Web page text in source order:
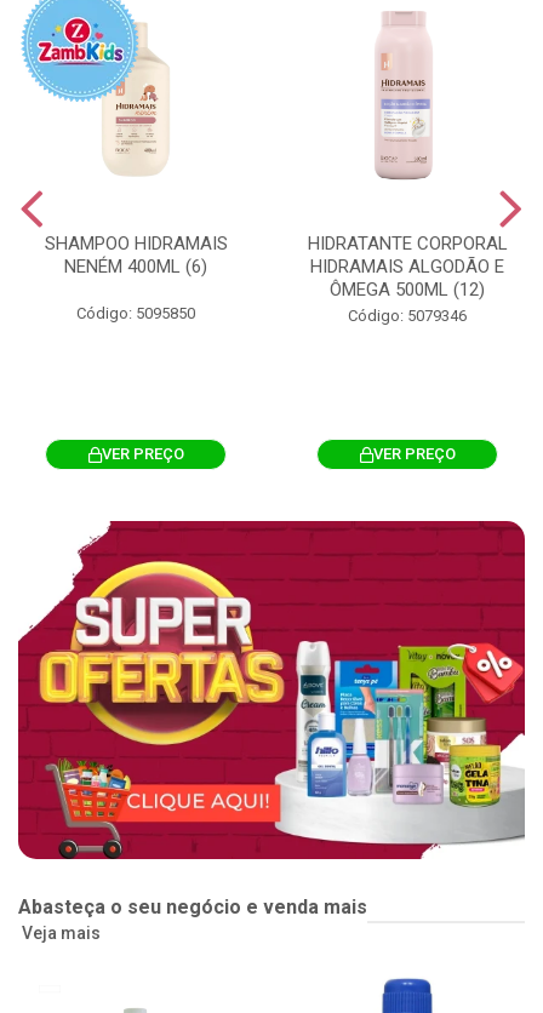
SHAMPOO HIDRAMAIS
NENÉM 400ML (6)
Código: 5095850
VER PREÇO
HIDRATANTE CORPORAL
HIDRAMAIS ALGODÃO E
ÔMEGA 500ML (12)
Código: 5079346
VER PREÇO
Abasteça o seu negócio e venda mais
Veja mais